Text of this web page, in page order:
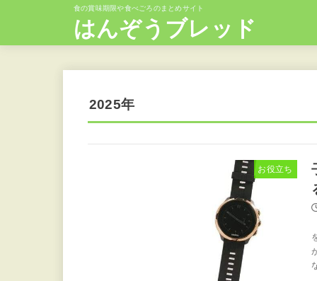
食の賞味期限や食べごろのまとめサイト
はんぞうブレッド
2025年
お役立ち